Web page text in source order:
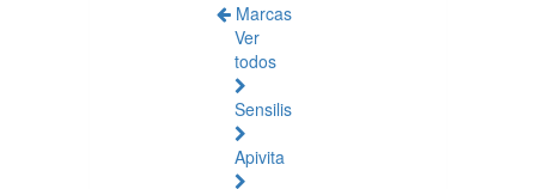
Marcas
Ver
todos
Sensilis
Apivita